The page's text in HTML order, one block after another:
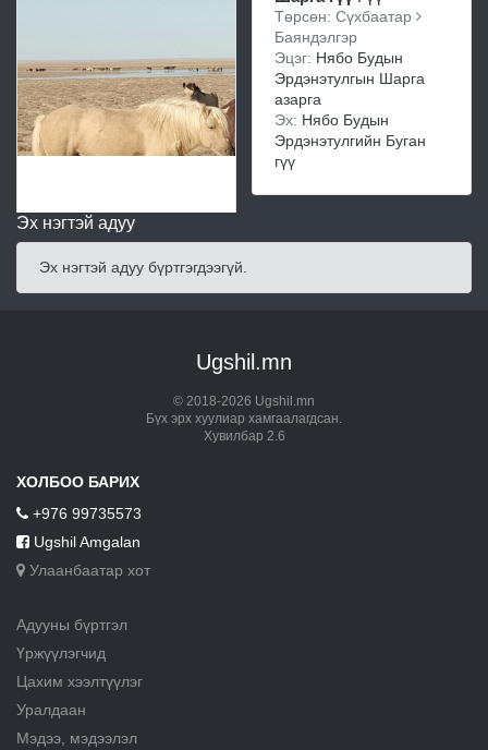
Төрсөн: Сүхбаатар
Баяндэлгэр
Эцэг: Нябо Будын
Эрдэнэтулгын Шарга
азарга
Эх: Нябо Будын
Эрдэнэтулгийн Буган
гүү
Эх нэгтэй адуу
Эх нэгтэй адуу бүртгэгдээгүй.
Ugshil.mn
© 2018-2026 Ugshil.mn
Бүх эрх хуулиар хамгаалагдсан.
Хувилбар 2.6
ХОЛБОО БАРИХ
+976 99735573
Ugshil Amgalan
Улаанбаатар хот
Адууны бүртгэл
Үржүүлэгчид
Цахим хээлтүүлэг
Уралдаан
Мэдээ, мэдээлэл